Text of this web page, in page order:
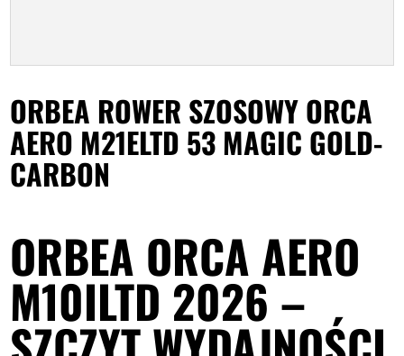
ORBEA ROWER SZOSOWY ORCA
AERO M21ELTD 53 MAGIC GOLD-
CARBON
ORBEA ORCA AERO
M10ILTD 2026 –